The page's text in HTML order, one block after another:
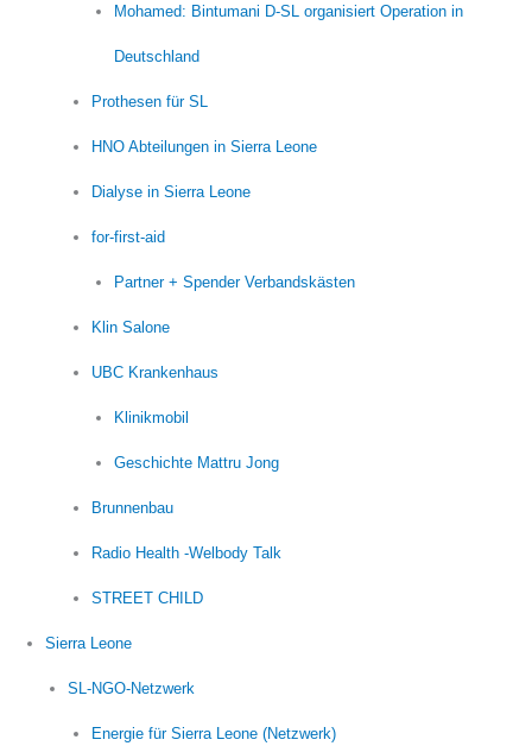
Mohamed: Bintumani D-SL organisiert Operation in
Deutschland
Prothesen für SL
HNO Abteilungen in Sierra Leone
Dialyse in Sierra Leone
for-first-aid
Partner + Spender Verbandskästen
Klin Salone
UBC Krankenhaus
Klinikmobil
Geschichte Mattru Jong
Brunnenbau
Radio Health -Welbody Talk
STREET CHILD
Sierra Leone
SL-NGO-Netzwerk
Energie für Sierra Leone (Netzwerk)